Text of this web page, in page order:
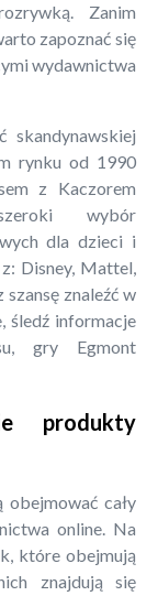
Zanim
zapoznać się
wydawnictwa
skandynawskiej
rynku od 1990
z Kaczorem
wybór
dla dzieci i
Disney, Mattel,
szansę znaleźć w
śledź informacje
gry Egmont
produkty
cały
online. Na
które obejmują
znajdują się